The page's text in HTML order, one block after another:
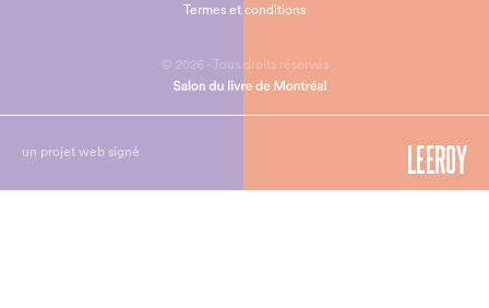
© 2026 - Tous droits réservés
Termes et conditions
un projet web signé